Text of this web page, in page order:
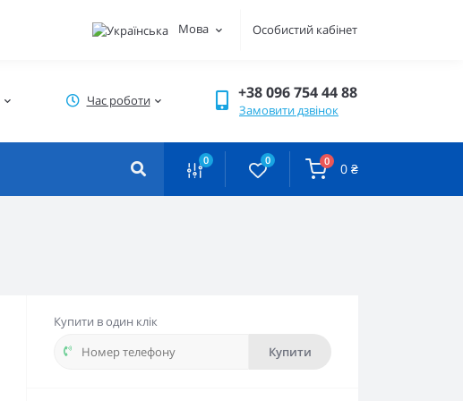
Мова Особистий кабінет
Час роботи +38 096 754 44 88
Замовити дзвінок
0 0 0 0 ₴
Купити в один клік
Купити